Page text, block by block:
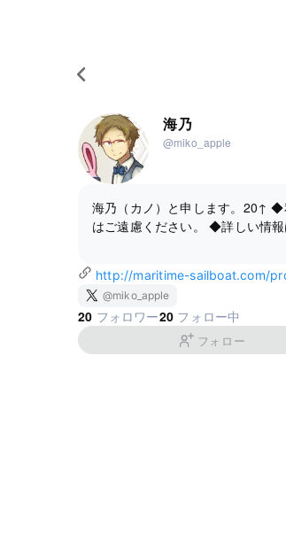
海乃
@miko_apple
海乃（カノ）と申します。20↑ ◆
はご遠慮ください。 ◆詳しい情報
http://maritime-sailboat.com/
@miko_apple
20 フォロワー20 フォロー中
フォロー